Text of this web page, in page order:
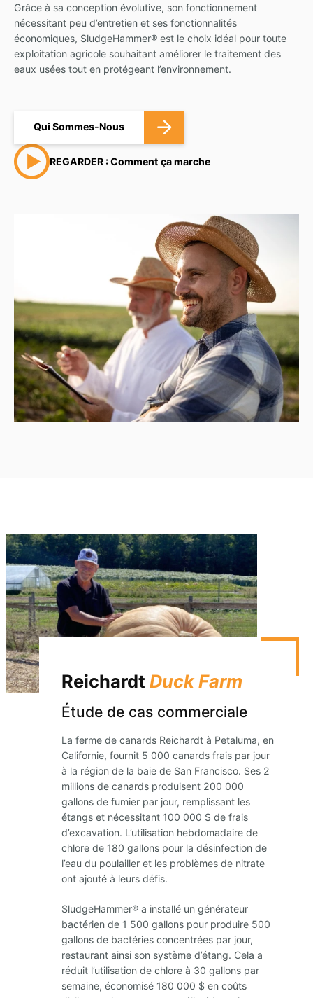
Grâce à sa conception évolutive, son fonctionnement
nécessitant peu d’entretien et ses fonctionnalités
économiques, SludgeHammer® est le choix idéal pour toute
exploitation agricole souhaitant améliorer le traitement des
eaux usées tout en protégeant l’environnement.
Qui Sommes-Nous
REGARDER : Comment ça marche
Reichardt Duck Farm
Étude de cas commerciale
La ferme de canards Reichardt à Petaluma, en
Californie, fournit 5 000 canards frais par jour
à la région de la baie de San Francisco. Ses 2
millions de canards produisent 200 000
gallons de fumier par jour, remplissant les
étangs et nécessitant 100 000 $ de frais
d’excavation. L’utilisation hebdomadaire de
chlore de 180 gallons pour la désinfection de
l’eau du poulailler et les problèmes de nitrate
ont ajouté à leurs défis.
SludgeHammer® a installé un générateur
bactérien de 1 500 gallons pour produire 500
gallons de bactéries concentrées par jour,
restaurant ainsi son système d’étang. Cela a
réduit l’utilisation de chlore à 30 gallons par
semaine, économisé 180 000 $ en coûts